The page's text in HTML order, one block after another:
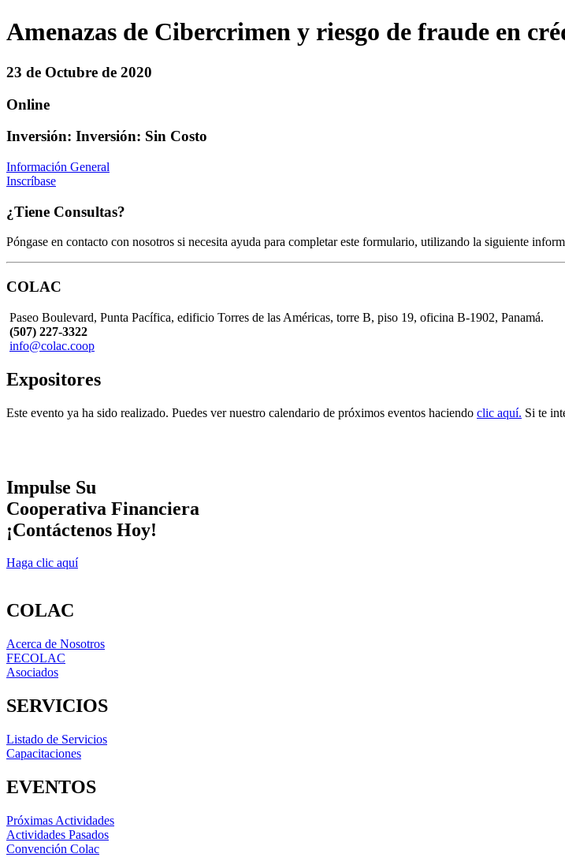
Amenazas de Cibercrimen y riesgo de fraude en
23 de Octubre de 2020
Online
Inversión: Inversión: Sin Costo
Información General
Inscríbase
¿Tiene Consultas?
Póngase en contacto con nosotros si necesita ayuda para completar este formulario, utilizando la siguiente
COLAC
Paseo Boulevard, Punta Pacífica, edificio Torres de las Américas, torre B, piso 19, oficina B-1902, Panamá.
(507) 227-3322
info@colac.coop
Expositores
Este evento ya ha sido realizado. Puedes ver nuestro calendario de próximos eventos haciendo clic aquí. Si te
Impulse Su
Cooperativa Financiera
¡Contáctenos Hoy!
Haga clic aquí
COLAC
Acerca de Nosotros
FECOLAC
Asociados
SERVICIOS
Listado de Servicios
Capacitaciones
EVENTOS
Próximas Actividades
Actividades Pasados
Convención Colac